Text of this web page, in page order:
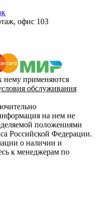
офис 103
нему применяются
обслуживания
на нем не
положениями
Российской Федерации.
о наличии и
к менеджерам по